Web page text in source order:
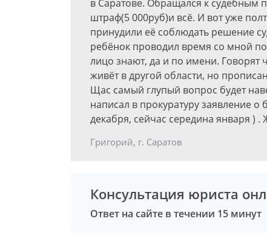
в Саратове. Обращался к судебным
штраф(5 000руб)и всё. И вот уже
принудили её соблюдать решение
ребёнок проводил время со мной
лицо знают, да и по имени. Говорят
живёт в другой области, но
Щас самый глупый вопрос будет
написал в прокуратуру заявление о
декабря, сейчас середина января ) .
Григорий, г. Саратов
Консультация юриста
Ответ на сайте в течении 15 минут